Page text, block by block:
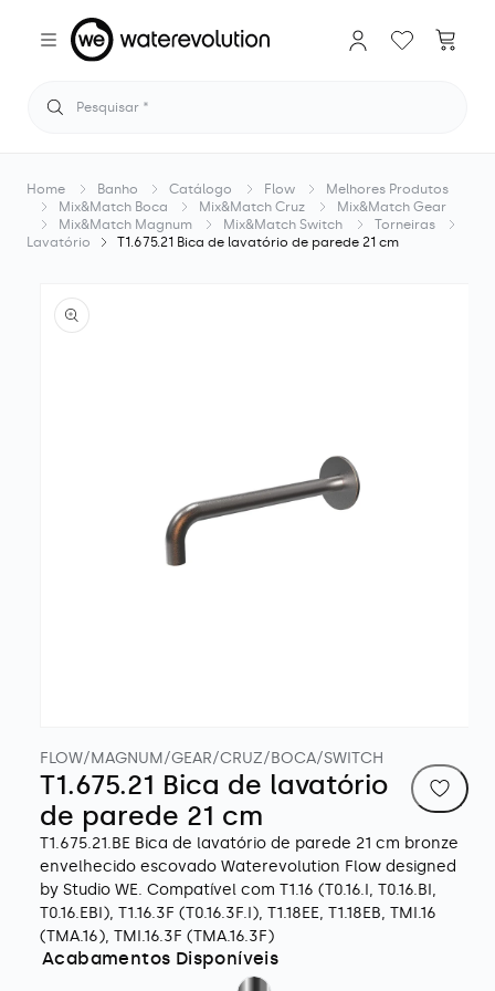
para o
conteúdo
Pesquisar
sessão
Carrinho
Home Banho Catálogo Flow
Melhores Produtos
Mix&Match Boca
Mix&Match Cruz
Mix&Match Gear
Mix&Match Magnum
Mix&Match Switch
Torneiras
Lavatório
T1.675.21 Bica de lavatório de parede 21 cm
informação
do produto
conteúdo
multimédia
em
modal
FLOW/MAGNUM/GEAR/CRUZ/BOCA/SWITCH
T1.675.21 Bica de lavatório
de parede 21 cm
T1.675.21.BE Bica de lavatório de parede 21 cm bronze
envelhecido escovado Waterevolution Flow designed
by Studio WE. Compatível com T1.16 (T0.16.I, T0.16.BI,
T0.16.EBI), T1.16.3F (T0.16.3F.I), T1.18EE, T1.18EB, TMI.16
(TMA.16), TMI.16.3F (TMA.16.3F)
Acabamentos Disponíveis